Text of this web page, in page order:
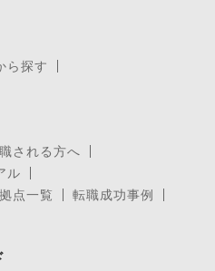
ら探す
される方へ
ル
拠点一覧
転職成功事例